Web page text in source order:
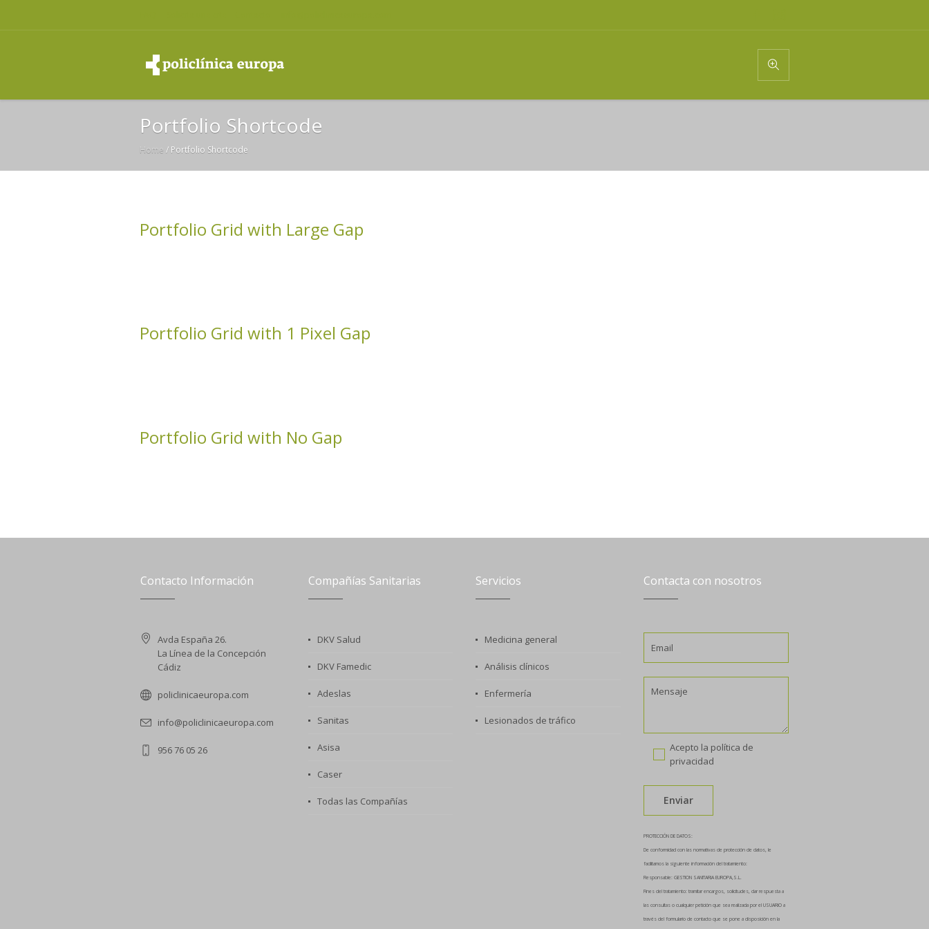
Portfolio Shortcode
Home / Portfolio Shortcode
Portfolio Grid with Large Gap
Portfolio Grid with 1 Pixel Gap
Portfolio Grid with No Gap
Contacto Información
Avda España 26.
La Línea de la Concepción
Cádiz
policlinicaeuropa.com
info@policlinicaeuropa.com
956 76 05 26
Compañías Sanitarias
DKV Salud
DKV Famedic
Adeslas
Sanitas
Asisa
Caser
Todas las Compañías
Servicios
Medicina general
Análisis clínicos
Enfermería
Lesionados de tráfico
Contacta con nosotros
Acepto la política de
privacidad
PROTECCIÓN DE DATOS:
De conformidad con las normativas de protección de datos, le
facilitamos la siguiente información del tratamiento:
Responsable: GESTION SANITARIA EUROPA,S.L.
Fines del tratamiento: tramitar encargos, solicitudes, dar respuesta a
las consultas o cualquier petición que sea realizada por el USUARIO a
través del formulario de contacto que se pone a disposición en la